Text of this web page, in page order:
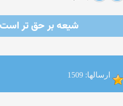
شیعه بر حق تر
ارسالها: 1509